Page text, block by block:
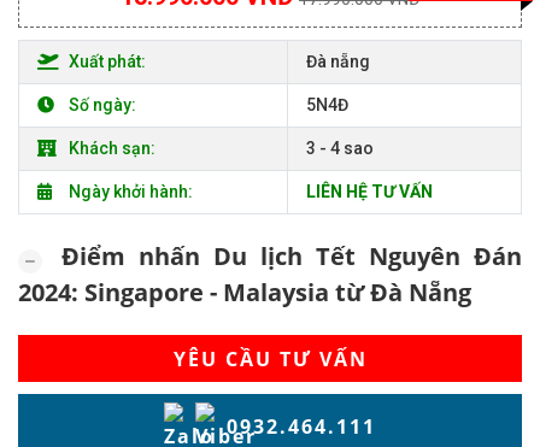
Xuất phát: Đà nẵng
Số ngày: 5N4Đ
Khách sạn: 3 - 4 sao
Ngày khởi hành: LIÊN HỆ TƯ VẤN
Điểm nhấn Du lịch Tết Nguyên Đán
2024: Singapore - Malaysia từ Đà Nẵng
YÊU CẦU TƯ VẤN
0932.464.111